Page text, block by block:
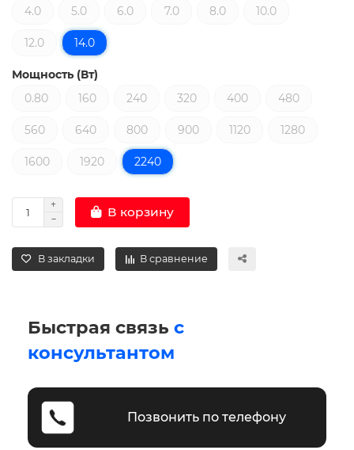
4.0 5.0 6.0 7.0 8.0 10.0
12.0 14.0
Мощность (Вт)
0.80
160 240 320 400 480
560 640 800 900 1120 1280
1600 1920 2240
В корзину
В закладки В сравнение
Быстрая связь с
консультантом
Позвонить по телефону